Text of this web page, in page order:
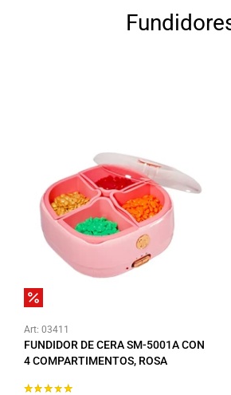
Art: 03411
FUNDIDOR DE CERA SM-5001A CON
4 COMPARTIMENTOS, ROSA